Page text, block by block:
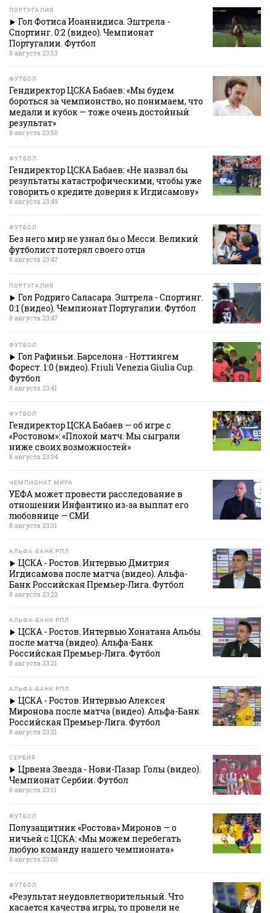
ПОРТУГАЛИЯ
Гол Фотиса Иоаннидиса. Эштрела -
Спортинг. 0:2 (видео). Чемпионат
Португалии. Футбол
8 августа 23:53
ФУТБОЛ
Гендиректор ЦСКА Бабаев: «Мы будем
бороться за чемпионство, но понимаем, что
медали и кубок — тоже очень достойный
результат»
8 августа 23:50
ФУТБОЛ
Гендиректор ЦСКА Бабаев: «Не назвал бы
результаты катастрофическими, чтобы уже
говорить о кредите доверия к Игдисамову»
8 августа 23:49
ФУТБОЛ
Без него мир не узнал бы о Месси. Великий
футболист потерял своего отца
8 августа 23:47
ПОРТУГАЛИЯ
Гол Родриго Саласара. Эштрела - Спортинг.
0:1 (видео). Чемпионат Португалии. Футбол
8 августа 23:47
ФУТБОЛ
Гол Рафиньи. Барселона - Ноттингем
Форест. 1:0 (видео). Friuli Venezia Giulia Cup.
Футбол
8 августа 23:41
ФУТБОЛ
Гендиректор ЦСКА Бабаев — об игре с
«Ростовом»: «Плохой матч. Мы сыграли
ниже своих возможностей»
8 августа 23:34
ЧЕМПИОНАТ МИРА
УЕФА может провести расследование в
отношении Инфантино из‑за выплат его
любовнице — СМИ
8 августа 23:31
АЛЬФА-БАНК РПЛ
ЦСКА - Ростов. Интервью Дмитрия
Игдисамова после матча (видео). Альфа-
Банк Российская Премьер-Лига. Футбол
8 августа 23:22
АЛЬФА-БАНК РПЛ
ЦСКА - Ростов. Интервью Хонатана Альбы
после матча (видео). Альфа-Банк
Российская Премьер-Лига. Футбол
8 августа 23:21
АЛЬФА-БАНК РПЛ
ЦСКА - Ростов. Интервью Алексея
Миронова после матча (видео). Альфа-Банк
Российская Премьер-Лига. Футбол
8 августа 23:21
СЕРБИЯ
Црвена Звезда - Нови-Пазар. Голы (видео).
Чемпионат Сербии. Футбол
8 августа 23:11
ФУТБОЛ
Полузащитник «Ростова» Миронов — о
ничьей с ЦСКА: «Мы можем перебегать
любую команду нашего чемпионата»
8 августа 23:00
ФУТБОЛ
«Результат неудовлетворительный. Что
касается качества игры, то провели не